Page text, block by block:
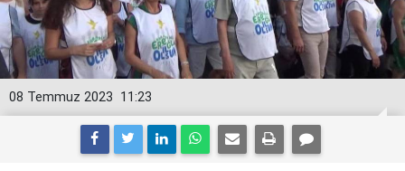
11:23
08 Temmuz 2023